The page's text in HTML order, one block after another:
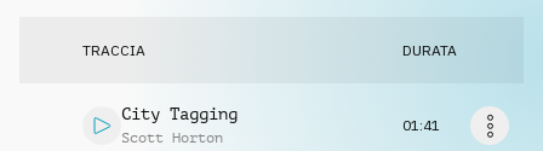
Richiedi musica
TRACCIA DURATA
City Tagging
Scott Horton
01:41